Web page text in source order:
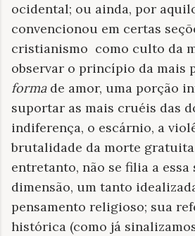
ocidental; ou ainda, por
convencionou em certas
cristianismo como culto da
observar o princípio da mais
forma de amor, uma porção
suportar as mais cruéis das
indiferença, o escárnio, a
brutalidade da morte
entretanto, não se filia a essa
dimensão, um tanto
pensamento religioso; sua
histórica (como já